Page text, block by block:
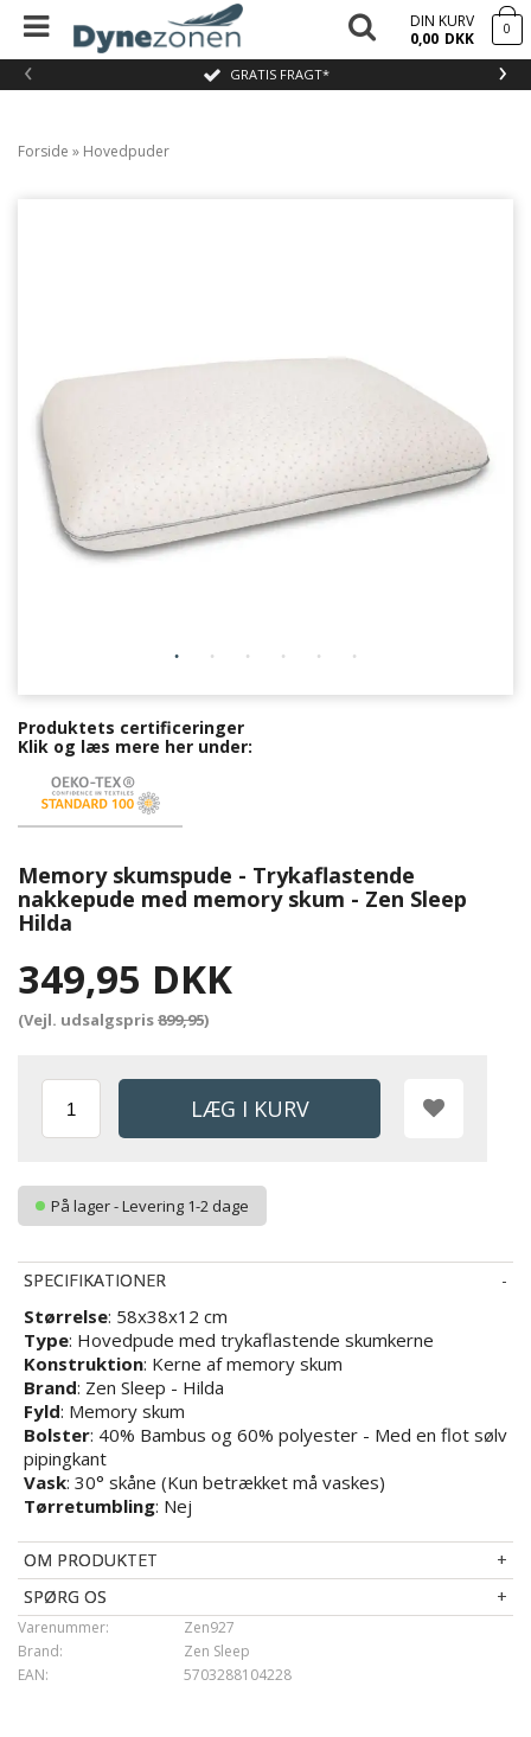
GRATIS FRAGT*
‹ ›
DIN KURV
0,00 DKK 0
Forside » Hovedpuder
Produktets certificeringer
Klik og læs mere her under:
Memory skumspude - Trykaflastende
nakkepude med memory skum - Zen Sleep
Hilda
349,95 DKK
(Vejl. udsalgspris899,95)
På lager - Levering 1-2 dage
SPECIFIKATIONER
Størrelse: 58x38x12 cm
Type: Hovedpude med trykaflastende skumkerne
Konstruktion: Kerne af memory skum
Brand: Zen Sleep - Hilda
Fyld: Memory skum
Bolster: 40% Bambus og 60% polyester - Med en flot sølv
pipingkant
Vask: 30° skåne (Kun betrækket må vaskes)
Tørretumbling: Nej
OM PRODUKTET
SPØRG OS
Zen927
Varenummer:
Zen Sleep
Brand:
5703288104228
EAN: